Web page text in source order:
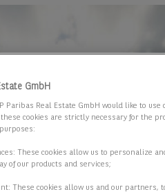
GmbH
Paribas Real Estate GmbH would like to
cookies are strictly necessary for the
These cookies allow us to personalize
of our products and services;
These cookies allow us and our partners,